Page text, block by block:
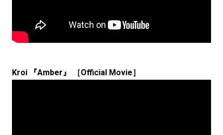
Kroi 『Amber』 ［Official Movie］